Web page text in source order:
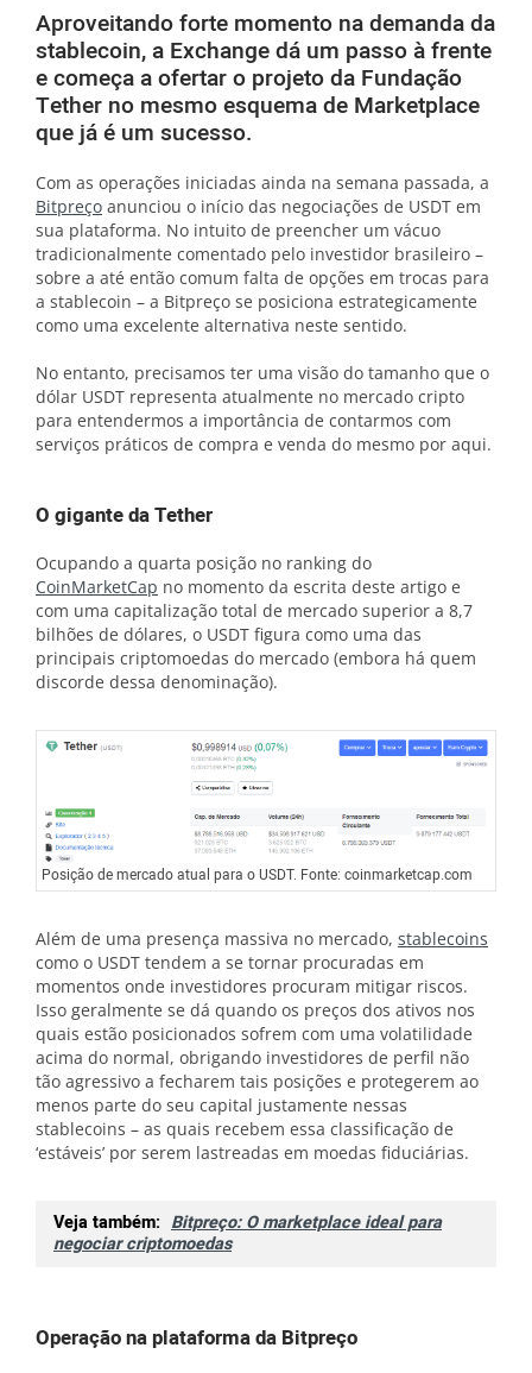
vietnamese
Aproveitando forte momento na demanda da
stablecoin, a Exchange dá um passo à frente
e começa a ofertar o projeto da Fundação
Tether no mesmo esquema de Marketplace
que já é um sucesso.
Com as operações iniciadas ainda na semana passada, a
Bitpreço anunciou o início das negociações de USDT em
sua plataforma. No intuito de preencher um vácuo
tradicionalmente comentado pelo investidor brasileiro –
sobre a até então comum falta de opções em trocas para
a stablecoin – a Bitpreço se posiciona estrategicamente
como uma excelente alternativa neste sentido.
No entanto, precisamos ter uma visão do tamanho que o
dólar USDT representa atualmente no mercado cripto
para entendermos a importância de contarmos com
serviços práticos de compra e venda do mesmo por aqui.
O gigante da Tether
Ocupando a quarta posição no ranking do
CoinMarketCap no momento da escrita deste artigo e
com uma capitalização total de mercado superior a 8,7
bilhões de dólares, o USDT figura como uma das
principais criptomoedas do mercado (embora há quem
discorde dessa denominação).
Posição de mercado atual para o USDT. Fonte: coinmarketcap.com
Além de uma presença massiva no mercado, stablecoins
como o USDT tendem a se tornar procuradas em
momentos onde investidores procuram mitigar riscos.
Isso geralmente se dá quando os preços dos ativos nos
quais estão posicionados sofrem com uma volatilidade
acima do normal, obrigando investidores de perfil não
tão agressivo a fecharem tais posições e protegerem ao
menos parte do seu capital justamente nessas
stablecoins – as quais recebem essa classificação de
‘estáveis’ por serem lastreadas em moedas fiduciárias.
Veja também: Bitpreço: O marketplace ideal para
negociar criptomoedas
Operação na plataforma da Bitpreço